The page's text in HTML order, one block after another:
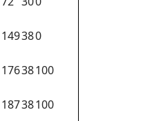
149380
17638100
18738100